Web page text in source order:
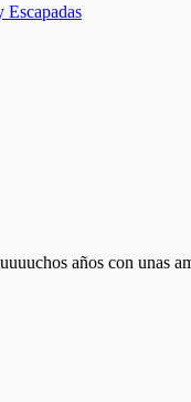
Escapadas
años con unas